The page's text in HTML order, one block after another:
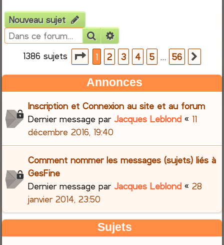
Nouveau sujet
Rechercher
1386 sujets
Page1sur 56
1 2 3 4 5 … 56
Annonces
Inscription et Connexion au site et au forum
Dernier message parJacques Leblond « 11
décembre 2016, 19:40
Comment nommer les messages (sujets) liés à
GesFine
Dernier message parJacques Leblond «28
janvier 2014, 23:50
Sujets